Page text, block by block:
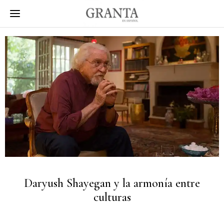
Daryush Shayegan y la armonía entre
culturas